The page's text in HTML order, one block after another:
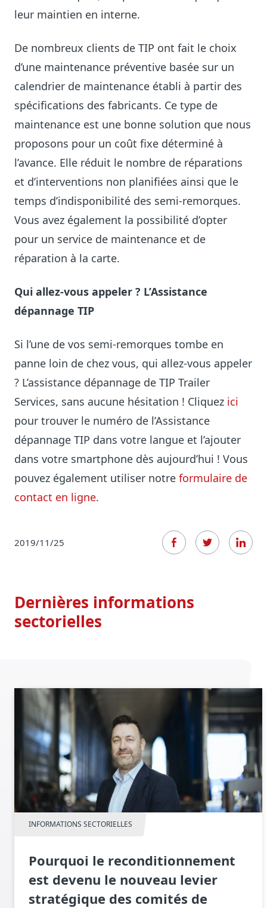
leur maintien en interne.
De nombreux clients de TIP ont fait le choix
d’une maintenance préventive basée sur un
calendrier de maintenance établi à partir des
spécifications des fabricants. Ce type de
maintenance est une bonne solution que nous
proposons pour un coût fixe déterminé à
l’avance. Elle réduit le nombre de réparations
et d’interventions non planifiées ainsi que le
temps d’indisponibilité des semi-remorques.
Vous avez également la possibilité d’opter
pour un service de maintenance et de
réparation à la carte.
Qui allez-vous appeler ? L’Assistance
dépannage TIP
Si l’une de vos semi-remorques tombe en
panne loin de chez vous, qui allez-vous appeler
? L’assistance dépannage de TIP Trailer
Services, sans aucune hésitation ! Cliquez ici
pour trouver le numéro de l’Assistance
dépannage TIP dans votre langue et l’ajouter
dans votre smartphone dès aujourd’hui ! Vous
pouvez également utiliser notre formulaire de
contact en ligne.
2019/11/25
Dernières informations
sectorielles
INFORMATIONS SECTORIELLES
Pourquoi le reconditionnement
est devenu le nouveau levier
stratégique des comités de